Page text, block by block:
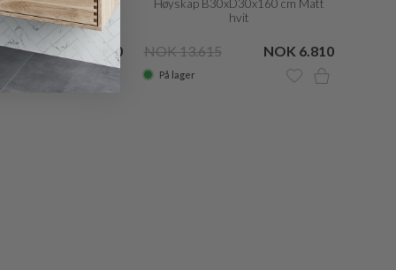
cm Matt
hvit
NOK 6.530
Høyskap B30xD30x160 cm Matt
hvit
NOK 13.615 NOK 6.810
På lager